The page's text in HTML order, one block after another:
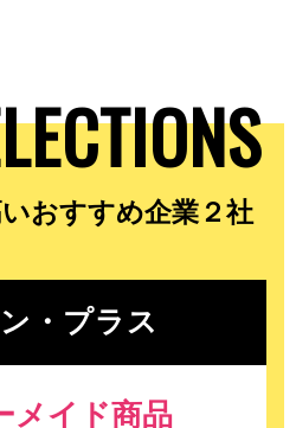
おすすめ企業２社
・プラス
メイド商品